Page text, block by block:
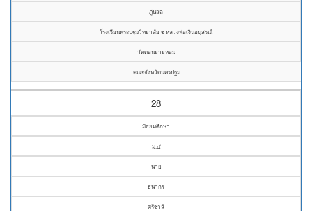
ภู่นวล
โรงเรียนพระปฐมวิทยาลัย ๒ หลวงพ่อเงินอนุสรณ์
วัดดอนยายหอม
คณะจังหวัดนครปฐม
28
มัธยมศึกษา
ม.๔
นาย
ธนากร
ศรีชาลี